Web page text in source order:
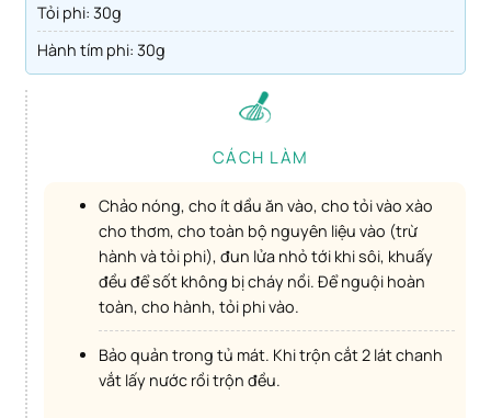
Tỏi phi: 30g
Hành tím phi: 30g
CÁCH LÀM
Chảo nóng, cho ít dầu ăn vào, cho tỏi vào xào
cho thơm, cho toàn bộ nguyên liệu vào (trừ
hành và tỏi phi), đun lửa nhỏ tới khi sôi, khuấy
đều để sốt không bị cháy nồi. Để nguội hoàn
toàn, cho hành, tỏi phi vào.
Bảo quản trong tủ mát. Khi trộn cắt 2 lát chanh
vắt lấy nước rồi trộn đều.